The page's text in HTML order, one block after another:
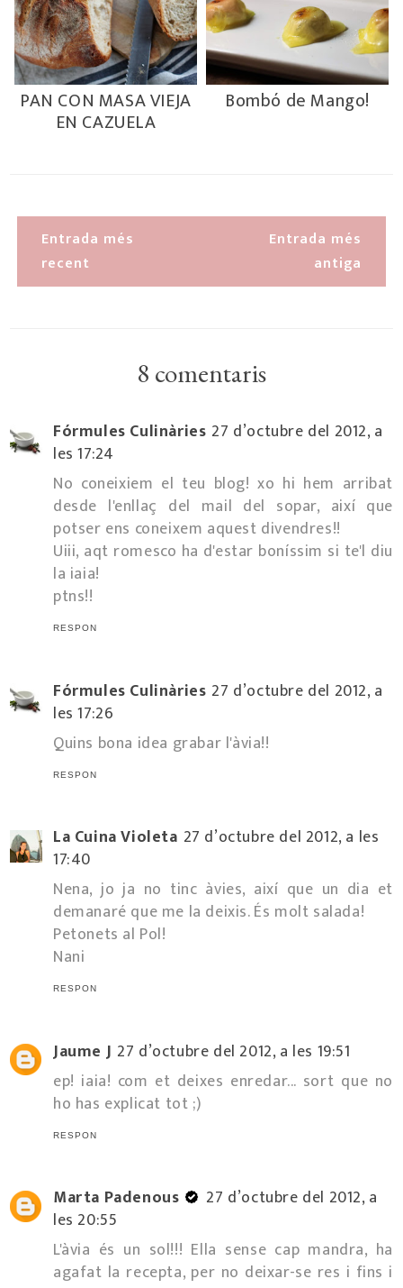
PAN CON MASA VIEJA
EN CAZUELA
Bombó de Mango!
Entrada més
recent
Entrada més
antiga
8 comentaris
Fórmules Culinàries 27 d’octubre del 2012, a
les 17:24
No coneixiem el teu blog! xo hi hem arribat
desde l'enllaç del mail del sopar, així que
potser ens coneixem aquest divendres!!
Uiii, aqt romesco ha d'estar boníssim si te'l diu
la iaia!
ptns!!
RESPON
Fórmules Culinàries 27 d’octubre del 2012, a
les 17:26
Quins bona idea grabar l'àvia!!
RESPON
La Cuina Violeta 27 d’octubre del 2012, a les
17:40
Nena, jo ja no tinc àvies, així que un dia et
demanaré que me la deixis. És molt salada!
Petonets al Pol!
Nani
RESPON
Jaume J 27 d’octubre del 2012, a les 19:51
ep! iaia! com et deixes enredar... sort que no
ho has explicat tot ;)
RESPON
Marta Padenous
27 d’octubre del 2012, a
les 20:55
L'àvia és un sol!!! Ella sense cap mandra, ha
agafat la recepta, per no deixar-se res i fins i